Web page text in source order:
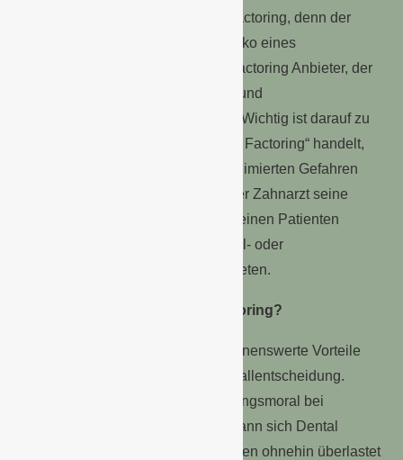
Sicherheit überzeugt das Dental Factoring, denn der
Zahnarzt überträgt ebenso das Risiko eines
Zahlungsausfalls auf den Dental Factoring Anbieter, der
sich um das gesamte Mahnwesen und
Forderungsmanagement kümmert. Wichtig ist darauf zu
achten, dass es sich um das „echte Factoring“ handelt,
damit der Schutz gilt. Durch die minimierten Gefahren
und die sofortige Liquidität, kann der Zahnarzt seine
Zahlungsmodalitäten optimieren, seinen Patienten
verlängerte Zahlungsfristen und Teil- oder
Ratenzahlungen ohne Zinsen anbieten.
Wann lohnt sich das Dental Factoring?
bringt einige nennenswerte Vorteile
mit. Dennoch bleibt es eine Einzelfallentscheidung.
Insbesondere, wenn sich die Zahlungsmoral bei
Patienten eher mittelmäßig zeigt, kann sich Dental
Factoring auszahlen. Da viele Praxen ohnehin überlastet